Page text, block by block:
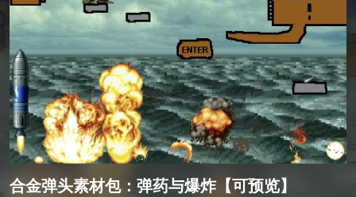
合金弹头素材包：弹药与爆炸【可预览】